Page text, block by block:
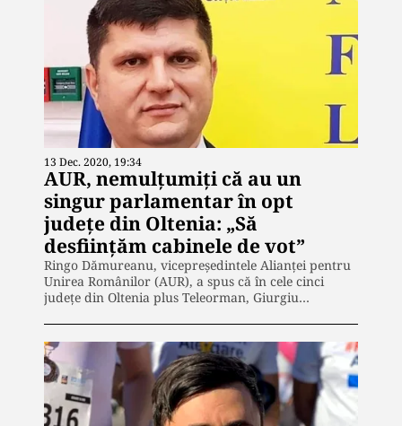
13 Dec. 2020, 19:34
AUR, nemulțumiți că au un
singur parlamentar în opt
județe din Oltenia: „Să
desfiinţăm cabinele de vot”
Ringo Dămureanu, vicepreședintele Alianţei pentru
Unirea Românilor (AUR), a spus că în cele cinci
județe din Oltenia plus Teleorman, Giurgiu…